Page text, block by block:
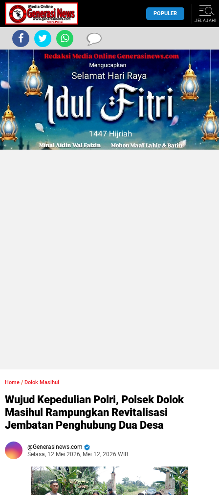
POPULER
JELAJAHI
Home / Dolok Masihul
Wujud Kepedulian Polri, Polsek Dolok
Masihul Rampungkan Revitalisasi
Jembatan Penghubung Dua Desa
Generasinews.com
Selasa, 12 Mei 2026, Mei 12, 2026 WIB